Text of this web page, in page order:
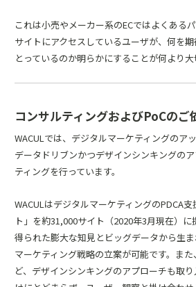
これは小売やメーカー系のECではよくある
サイトにアクセスしているユーザが、何を
とっているのか明らかにすることが何より大
コンサルティングおよびPoCのご
WACULでは、デジタルマーケティングのア
データドリブンかつデザインシンキングの
ティングを行っています。
WACULはデジタルマーケティングのPDCA
ト 」を約31,000サイト（2020年3月現在）
得られた膨大な知見とビッグデータから生
マーケティング戦略の立案が可能です。ま
ど、デザインシンキングのアプローチも取